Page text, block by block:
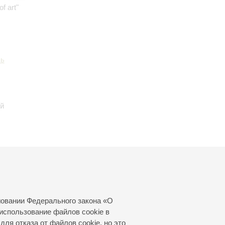
Федерального закона «О
файлов cookie в
отказа от файлов cookie, но это
art"